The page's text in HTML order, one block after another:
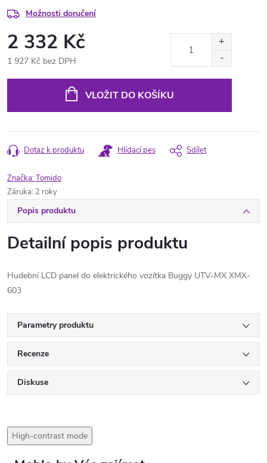
Možnosti doručení
2 332 Kč
1 927 Kč bez DPH
VLOŽIT DO KOŠÍKU
Dotaz k produktu Hlídací pes Sdílet
Značka:Tomido
Záruka: 2 roky
Popis produktu
Detailní popis produktu
Hudební LCD panel do elektrického vozítka Buggy UTV-MX XMX-
603
Parametry produktu
Recenze
Diskuse
High-contrast mode